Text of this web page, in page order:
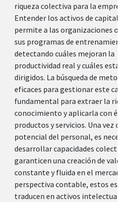
riqueza colectiva para la
Entender los activos de capital
permite a las organizaciones
sus programas de
detectando cuáles mejoran la
productividad real y cuáles
dirigidos. La búsqueda de
eficaces para gestionar este
fundamental para extraer la
conocimiento y aplicarla con
productos y servicios. Una vez
potencial del personal, es
desarrollar capacidades
garanticen una creación de valor
constante y fluida en el
perspectiva contable, estos
traducen en activos